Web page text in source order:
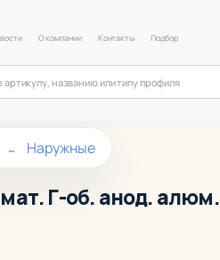
О компании Контакты Подбор
Наружные
Г-об. анод. алюм.